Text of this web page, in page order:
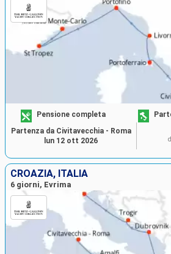
Pensione completa
Partenza da Civitavecchia - Roma
lun 12 ott 2026
CROAZIA, ITALIA
6 giorni, Evrima